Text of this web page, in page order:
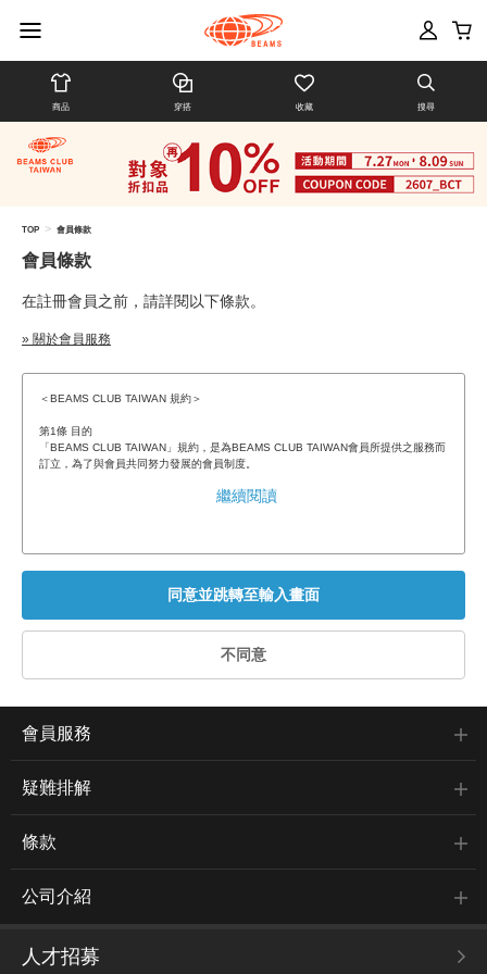
商品 穿搭 收藏 搜尋
TOP > 會員條款
會員條款
在註冊會員之前，請詳閱以下條款。
» 關於會員服務
＜BEAMS CLUB TAIWAN 規約＞
第1條 目的
「BEAMS CLUB TAIWAN」規約，是為BEAMS CLUB TAIWAN會員所提供之服務而
繼續閱讀
會員服務
疑難排解
條款
公司介紹
人才招募